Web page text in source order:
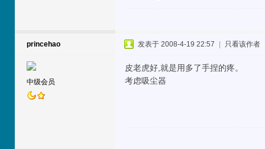
princehao
中级会员
发表于 2008-4-19 22:57 只看该作者
皮老虎好,就是用多了手捏的疼。
考虑吸尘器